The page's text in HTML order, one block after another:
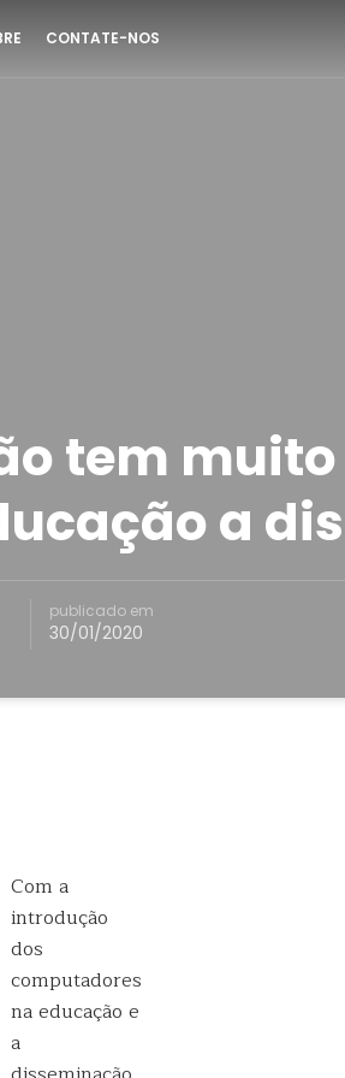
CONTATE-NOS
tem
a
publicado em
30/01/2020
Com a
introdução
dos
computadores
na educação e
a